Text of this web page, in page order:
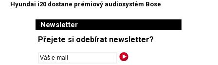
Hyundai i20 dostane prémiový audiosystém Bose
Newsletter
Přejete si odebírat newsletter?